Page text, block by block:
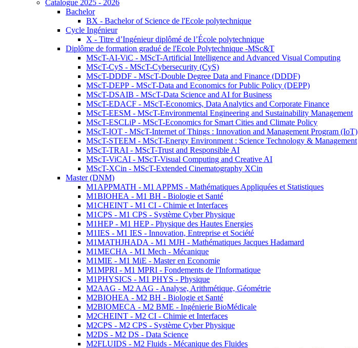
Catalogue 2025 - 2026
Bachelor
BX - Bachelor of Science de l'Ecole polytechnique
Cycle Ingénieur
X - Titre d’Ingénieur diplômé de l’École polytechnique
Diplôme de formation gradué de l'Ecole Polytechnique -MSc&T
MScT-AI-ViC - MScT-Artificial Intelligence and Advanced Visual Computing
MScT-CyS - MScT-Cybersecurity (CyS)
MScT-DDDF - MScT-Double Degree Data and Finance (DDDF)
MScT-DEPP - MScT-Data and Economics for Public Policy (DEPP)
MScT-DSAIB - MScT-Data Science and AI for Business
MScT-EDACF - MScT-Economics, Data Analytics and Corporate Finance
MScT-EESM - MScT-Environmental Engineering and Sustainability Management
MScT-ESCLiP - MScT-Economics for Smart Cities and Climate Policy
MScT-IOT - MScT-Internet of Things : Innovation and Management Program (IoT)
MScT-STEEM - MScT-Energy Environment : Science Technology & Management
MScT-TRAI - MScT-Trust and Responsible AI
MScT-ViCAI - MScT-Visual Computing and Creative AI
MScT-XCin - MScT-Extended Cinematography XCin
Master (DNM)
M1APPMATH - M1 APPMS - Mathématiques Appliquées et Statistiques
M1BIOHEA - M1 BH - Biologie et Santé
M1CHEINT - M1 CI - Chimie et Interfaces
M1CPS - M1 CPS - Système Cyber Physique
M1HEP - M1 HEP - Physique des Hautes Energies
M1IES - M1 IES - Innovation, Entreprise et Société
M1MATHJHADA - M1 MJH - Mathématiques Jacques Hadamard
M1MECHA - M1 Mech - Mécanique
M1MIE - M1 MiE - Master en Economie
M1MPRI - M1 MPRI - Fondements de l'Informatique
M1PHYSICS - M1 PHYS - Physique
M2AAG - M2 AAG - Analyse, Arithmétique, Géométrie
M2BIOHEA - M2 BH - Biologie et Santé
M2BIOMECA - M2 BME - Ingénierie BioMédicale
M2CHEINT - M2 CI - Chimie et Interfaces
M2CPS - M2 CPS - Système Cyber Physique
M2DS - M2 DS - Data Science
M2FLUIDS - M2 Fluids - Mécanique des Fluides